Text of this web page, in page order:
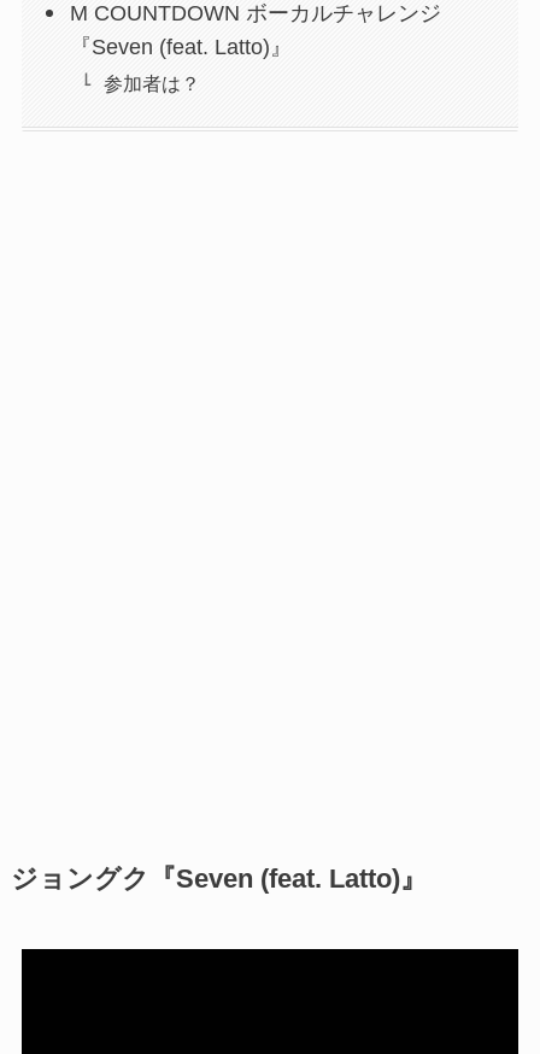
M COUNTDOWN ボーカルチャレンジ
『Seven (feat. Latto)』
参加者は？
ジョングク『Seven (feat. Latto)』